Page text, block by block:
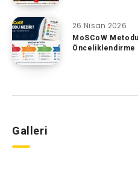
26 Nisan 2026
MoSCoW
Önceliklendirme
Galleri